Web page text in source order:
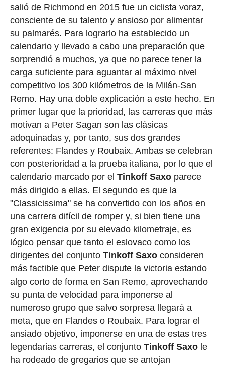
salió de Richmond en 2015 fue un ciclista voraz,
consciente de su talento y ansioso por alimentar
su palmarés. Para lograrlo ha establecido un
calendario y llevado a cabo una preparación que
sorprendió a muchos, ya que no parece tener la
carga suficiente para aguantar al máximo nivel
competitivo los 300 kilómetros de la Milán-San
Remo. Hay una doble explicación a este hecho. En
primer lugar que la prioridad, las carreras que más
motivan a Peter Sagan son las clásicas
adoquinadas y, por tanto, sus dos grandes
referentes: Flandes y Roubaix. Ambas se celebran
con posterioridad a la prueba italiana, por lo que el
calendario marcado por el Tinkoff Saxoparece
más dirigido a ellas. El segundo es que la
"Classicissima" se ha convertido con los años en
una carrera difícil de romper y, si bien tiene una
gran exigencia por su elevado kilometraje, es
lógico pensar que tanto el eslovaco como los
dirigentes del conjunto Tinkoff Saxo consideren
más factible que Peter dispute la victoria estando
algo corto de forma en San Remo, aprovechando
su punta de velocidad para imponerse al
numeroso grupo que salvo sorpresa llegará a
meta, que en Flandes o Roubaix. Para lograr el
ansiado objetivo, imponerse en una de estas tres
legendarias carreras, el conjunto Tinkoff Saxo le
ha rodeado de gregarios que se antojan